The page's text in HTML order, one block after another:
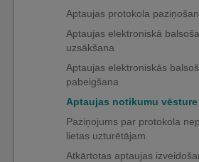
Aptaujas protokola
Aptaujas elektroniskā
uzsākšana
Aptaujas elektroniskās
pabeigšana
Aptaujas notikumu vēsture
Paziņojums par protokola
lietas uzturētājam
Atkārtotas aptaujas